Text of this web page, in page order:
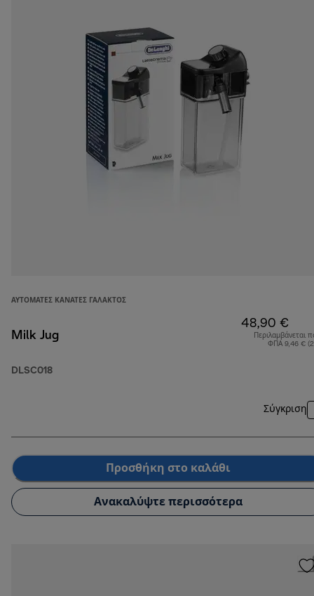
ΑΥΤΌΜΑΤΕΣ ΚΑΝΆΤΕΣ ΓΆΛΑΚΤΟΣ
Milk Jug
DLSC018
48,90 €
Περιλαμβάνεται
ΦΠΑ 9,46 €
Σύγκριση
Προσθήκη στο καλάθι
Ανακαλύψτε περισσότερα